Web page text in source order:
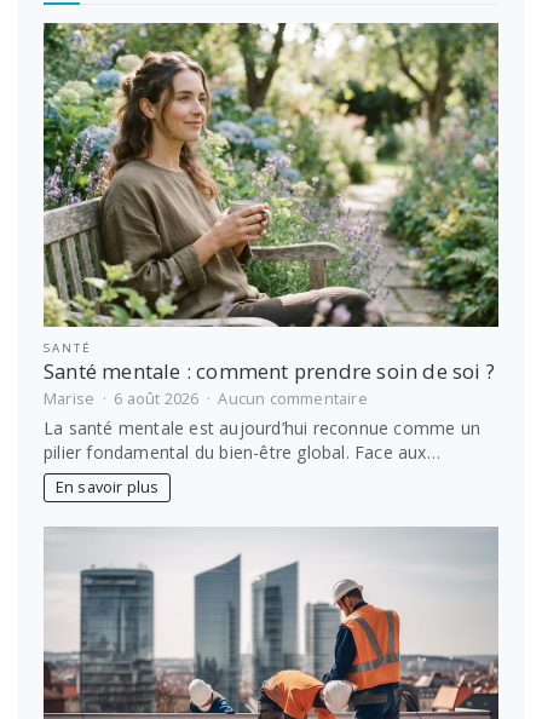
SANTÉ
Santé mentale : comment prendre soin de soi ?
Marise 6 août 2026 Aucun commentairesur
mentale
:
La santé mentale est aujourd’hui reconnue comme un
pilier fondamental du bien-être global. Face aux…
En savoir plus